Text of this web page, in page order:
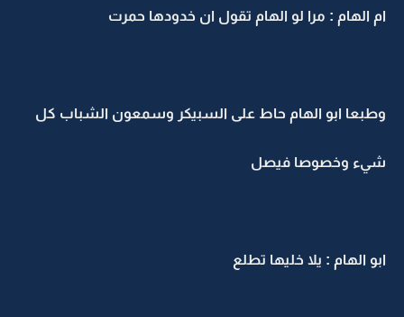
ام الهام : مرا لو الهام تقول ان خدودها حمرت
وطبعا ابو الهام حاط على السبيكر وسمعون الشباب كل
شيء وخصوصا فيصل
ابو الهام : يلا خليها تطلع